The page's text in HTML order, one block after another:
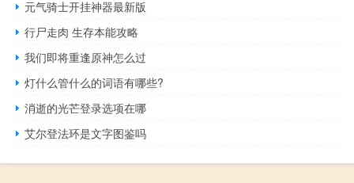
元气骑士开挂神器最新版
行尸走肉 生存本能攻略
我们即将重逢原神怎么过
灯什么管什么的词语有哪些?
消逝的光芒登录选项在哪
艾尔登法环是文字图鉴吗